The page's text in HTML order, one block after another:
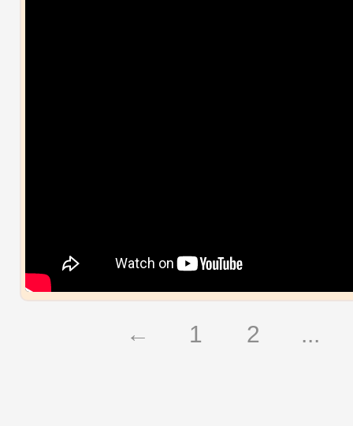
← 1 2 ...